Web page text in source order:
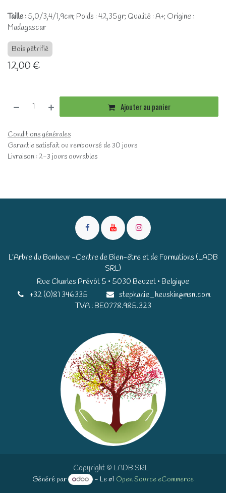
Taille : 5,0/3,4/1,9cm; Poids : 42,35gr; Qualité : A+; Origine :
Madagascar
Bois pétrifié
12,00€
Ajouter au panier
Conditions générales
Garantie satisfait ou remboursé de 30 jours
Livraison : 2-3 jours ouvrables
L'Arbre du Bonheur -Centre de Bien-être et de Formations (LADB
SRL)
Rue Charles Prévôt 5 • 5030 Beuzet • Belgique​​
+32 (0)81 346335
stephanie_heuskin@msn.com
TVA : BE0778.985.323
Copyright © LADB SRL
Généré par - Le #1 Open Source eCommerce